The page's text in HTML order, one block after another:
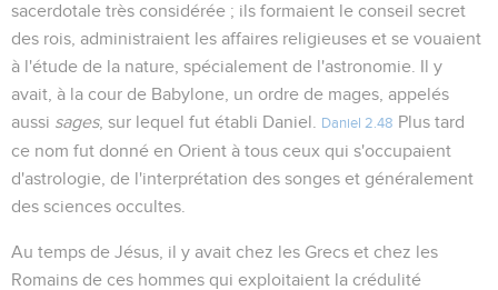
sacerdotale très considérée ; ils formaient le conseil secret
des rois, administraient les affaires religieuses et se vouaient
à l'étude de la nature, spécialement de l'astronomie. Il y
avait, à la cour de Babylone, un ordre de mages, appelés
aussi sages, sur lequel fut établi Daniel. Daniel 2.48 Plus tard
ce nom fut donné en Orient à tous ceux qui s'occupaient
d'astrologie, de l'interprétation des songes et généralement
des sciences occultes.
Au temps de Jésus, il y avait chez les Grecs et chez les
Romains de ces hommes qui exploitaient la crédulité